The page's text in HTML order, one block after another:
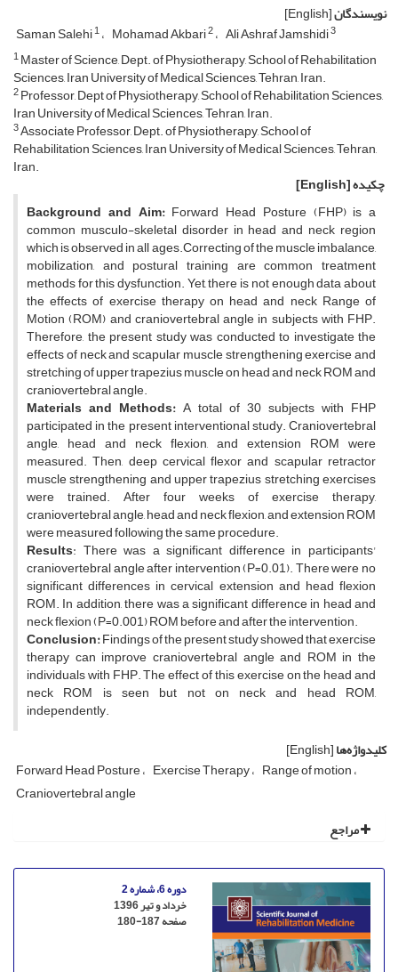
نویسندگان[English]
Saman Salehi1 Mohamad Akbari2 Ali Ashraf Jamshidi3
1Master of Science, Dept. of Physiotherapy, School of Rehabilitation
Sciences, Iran University of Medical Sciences, Tehran, Iran.
2Professor, Dept of Physiotherapy, School of Rehabilitation Sciences,
Iran University of Medical Sciences, Tehran, Iran.
3Associate Professor, Dept. of Physiotherapy, School of
Rehabilitation Sciences, Iran University of Medical Sciences, Tehran,
Iran.
چکیده[English]
Background and Aim: Forward Head Posture (FHP) is a
common musculo-skeletal disorder in head and neck region
which is observed in all ages.Correcting of the muscle imbalance,
mobilization, and postural training are common treatment
methods for this dysfunction. Yet, there is not enough data about
the effects of exercise therapy on head and neck Range of
Motion (ROM) and craniovertebral angle in subjects with FHP.
Therefore, the present study was conducted to investigate the
effects of neck and scapular muscle strengthening exercise and
stretching of upper trapezius muscle on head and neck ROM and
craniovertebral angle.
Materials and Methods: A total of 30 subjects with FHP
participated in the present interventional study. Craniovertebral
angle, head and neck flexion, and extension ROM were
measured. Then, deep cervical flexor and scapular retractor
muscle strengthening and upper trapezius stretching exercises
were trained. After four weeks of exercise therapy,
craniovertebral angle, head and neck flexion, and extension ROM
were measured following the same procedure.
Results: There was a significant difference in participants'
craniovertebral angle after intervention (P=0.01). There were no
significant differences in cervical extension and head flexion
ROM. In addition, there was a significant difference in head and
neck flexion (P=0.001) ROM before and after the intervention.
Conclusion:Findings of the present study showed that exercise
therapy can improve craniovertebral angle and ROM in the
individuals with FHP. The effect of this exercise on the head and
neck ROM is seen but not on neck and head ROM,
independently.
کلیدواژه‌ها[English]
Forward Head Posture Exercise Therapy Range of motion
Craniovertebral angle
مراجع
دوره 6، شماره 2
خرداد و تیر 1396
صفحه180-187